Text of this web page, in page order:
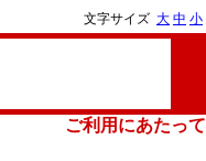
文字サイズ 大 中 小
ご利用にあたって